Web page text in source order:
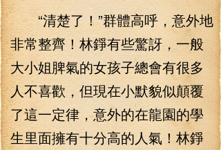
“清楚了！”群體高呼，意外地
非常整齊！林錚有些驚訝，一般
大小姐脾氣的女孩子總會有很多
人不喜歡，但現在小默貌似顛覆
了這一定律，意外的在龍園的學
生里面擁有十分高的人氣！林錚